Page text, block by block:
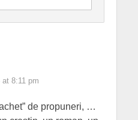
at 8:11 pm
de propuneri, …